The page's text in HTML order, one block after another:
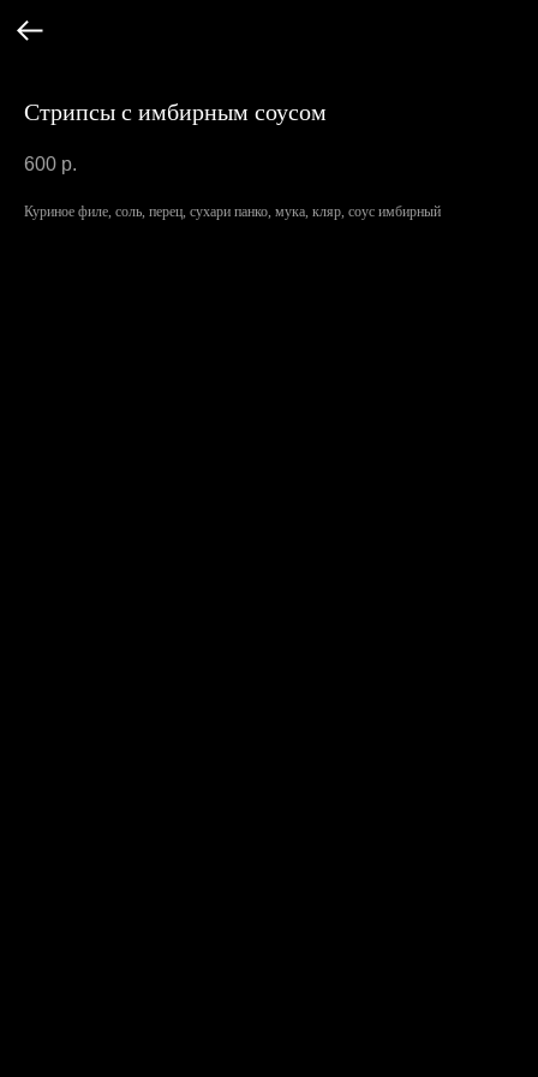
Стрипсы с имбирным соусом
600 р.
Куриное филе, соль, перец, сухари панко, мука, кляр, соус имбирный